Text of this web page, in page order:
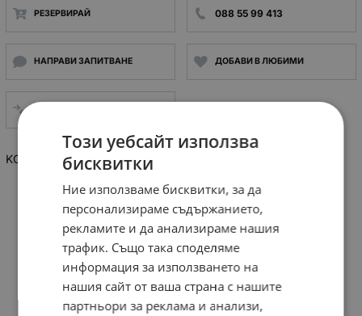
РЕЗЕРВИРАЙ 088 55 99 413
НАПРАВИ ЗАПИТВАНЕ ДОБАВИ В ЛЮБИМИ
KOPP кабелен накрайник неизолиран 6кв.мм/12мм/100бр
Този уебсайт използва
бисквитки
Ние използваме бисквитки, за да
персонализираме съдържанието,
рекламите и да анализираме нашия
трафик. Също така споделяме
информация за използването на
нашия сайт от ваша страна с нашите
партньори за реклама и анализи,